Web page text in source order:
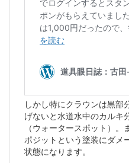
しかし特にクラウンは黒部
げないと水道水中のカルキ
（ウォータースポット）
ポジットという塗装にダメ
状態になります。